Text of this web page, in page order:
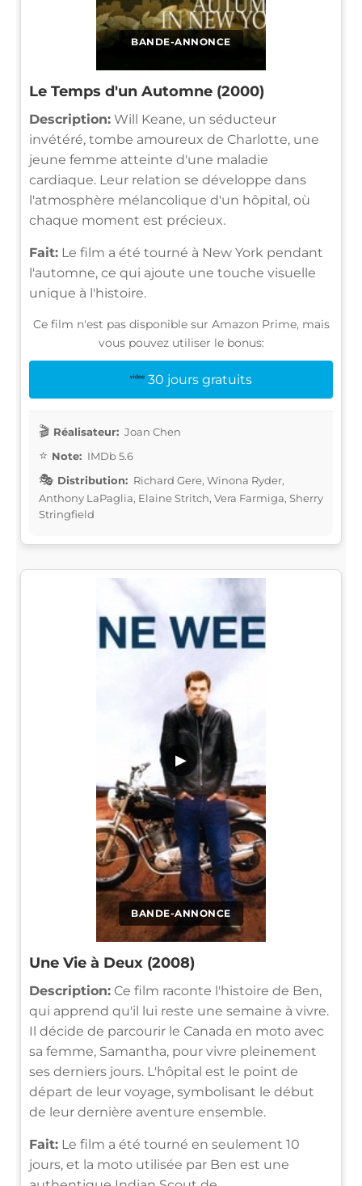
BANDE-ANNONCE
Le Temps d'un Automne (2000)
Description: Will Keane, un séducteur
invétéré, tombe amoureux de Charlotte, une
jeune femme atteinte d'une maladie
cardiaque. Leur relation se développe dans
l'atmosphère mélancolique d'un hôpital, où
chaque moment est précieux.
Fait: Le film a été tourné à New York pendant
l'automne, ce qui ajoute une touche visuelle
unique à l'histoire.
Ce film n'est pas disponible sur Amazon Prime, mais
vous pouvez utiliser le bonus:
30 jours gratuits
Réalisateur: Joan Chen
Note: IMDb 5.6
Distribution: Richard Gere, Winona Ryder,
Anthony LaPaglia, Elaine Stritch, Vera Farmiga, Sherry
Stringfield
BANDE-ANNONCE
▶
Une Vie à Deux (2008)
Description: Ce film raconte l'histoire de Ben,
qui apprend qu'il lui reste une semaine à vivre.
Il décide de parcourir le Canada en moto avec
sa femme, Samantha, pour vivre pleinement
ses derniers jours. L'hôpital est le point de
départ de leur voyage, symbolisant le début
de leur dernière aventure ensemble.
Fait: Le film a été tourné en seulement 10
jours, et la moto utilisée par Ben est une